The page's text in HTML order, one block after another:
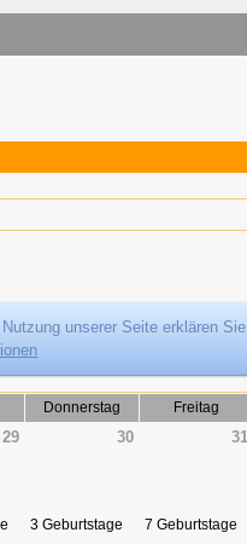
unserer Seite erklären
Donnerstag Freitag
29 30
3 Geburtstage
31
7 Geburtstage